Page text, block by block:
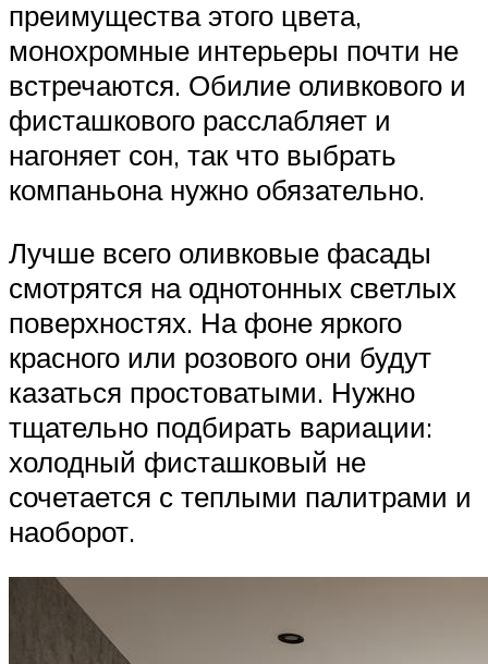
преимущества этого цвета,
монохромные интерьеры почти не
встречаются. Обилие оливкового и
фисташкового расслабляет и
нагоняет сон, так что выбрать
компаньона нужно обязательно.
Лучше всего оливковые фасады
смотрятся на однотонных светлых
поверхностях. На фоне яркого
красного или розового они будут
казаться простоватыми. Нужно
тщательно подбирать вариации:
холодный фисташковый не
сочетается с теплыми палитрами и
наоборот.